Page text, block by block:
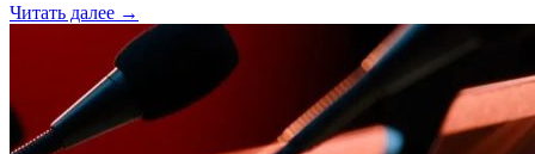
Читать далее →